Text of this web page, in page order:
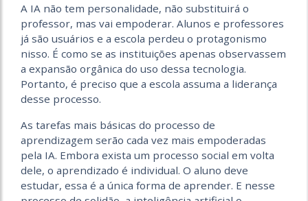
A IA não tem personalidade, não substituirá o
professor, mas vai empoderar. Alunos e professores
já são usuários e a escola perdeu o protagonismo
nisso. É como se as instituições apenas observassem
a expansão orgânica do uso dessa tecnologia.
Portanto, é preciso que a escola assuma a liderança
desse processo.
As tarefas mais básicas do processo de
aprendizagem serão cada vez mais empoderadas
pela IA. Embora exista um processo social em volta
dele, o aprendizado é individual. O aluno deve
estudar, essa é a única forma de aprender. E nesse